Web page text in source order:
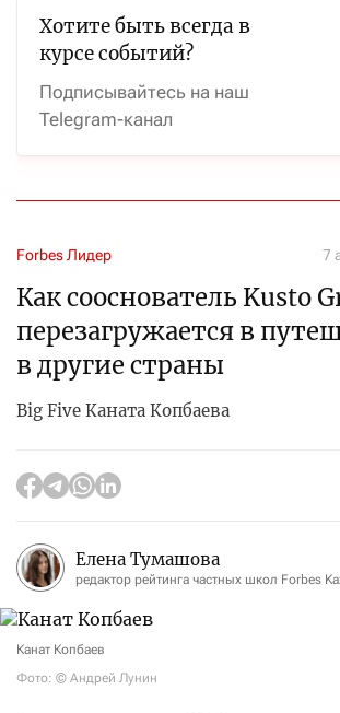
Хотите быть всегда в
курсе событий?
Подписывайтесь на наш
Telegram-канал
Forbes Лидер 7
Как сооснователь Kusto
перезагружается в
в другие страны
Big Five Каната Копбаева
Елена Тумашова
редактор рейтинга частных школ Forbes
Канат Копбаев
Фото: © Андрей Лунин